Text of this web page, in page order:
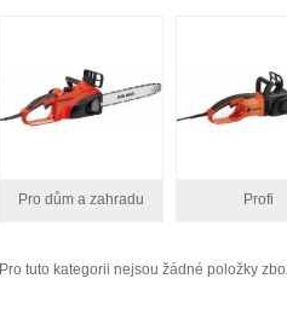
Pro dům a zahradu Profi
Pro tuto kategorii nejsou žádné položky